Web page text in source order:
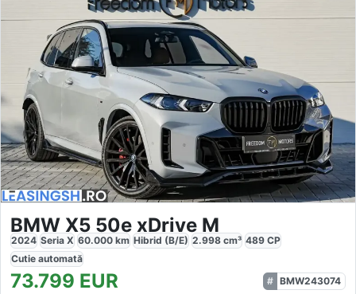
BMW X5 50e xDrive M
2024 Seria X 60.000 km Hibrid (B/E) 2.998 cm³ 489 CP
Cutie automată
73.799 EUR
BMW243074